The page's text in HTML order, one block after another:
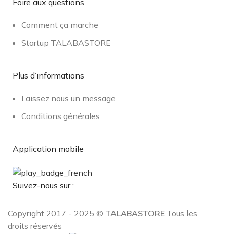
Foire aux questions
Comment ça marche
Startup TALABASTORE
Plus d’informations
Laissez nous un message
Conditions générales
Application mobile
Suivez-nous sur :
Copyright 2017 - 2025 © TALABASTORE Tous les
droits réservés